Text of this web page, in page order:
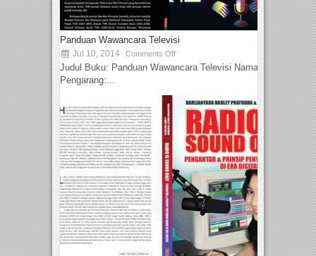
Panduan Wawancara Televisi
Jul 10, 2014 Comments Off
Judul Buku: Panduan Wawancara Televisi Nama
Pengarang:...